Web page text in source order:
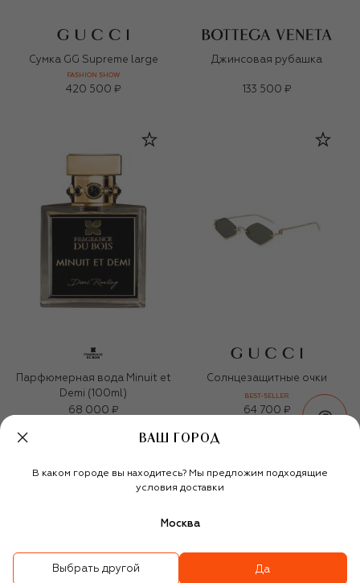
Сумка GG Supreme large
FASHION SHOW
420 500 ₽
Джинсовая рубашка
133 500 ₽
Парфюмерная вода Minuit et
Demi (100ml)
68 000 ₽
Солнцезащитные очки
BEST-SELLER
64 700 ₽
ПОХОЖИЕ МОДЕЛИ
ВАШ ГОРОД
В каком городе вы находитесь? Мы предложим подходящие
условия доставки
Москва
Выбрать другой Да